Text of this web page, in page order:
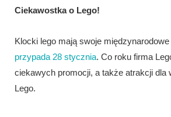
Ciekawostka o Lego!
Klocki lego mają swoje międzynarodowe
przypada 28 stycznia. Co roku firma
ciekawych promocji, a także atrakcji dla
Lego.